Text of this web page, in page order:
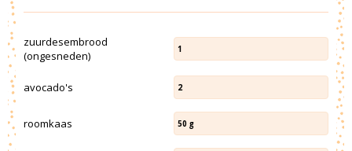
zuurdesembrood
(ongesneden)
1
avocado's 2
roomkaas 50 g